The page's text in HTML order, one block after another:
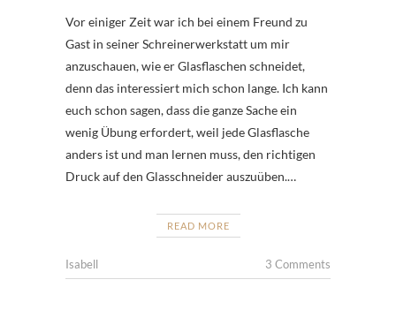
Vor einiger Zeit war ich bei einem Freund zu
Gast in seiner Schreinerwerkstatt um mir
anzuschauen, wie er Glasflaschen schneidet,
denn das interessiert mich schon lange. Ich kann
euch schon sagen, dass die ganze Sache ein
wenig Übung erfordert, weil jede Glasflasche
anders ist und man lernen muss, den richtigen
Druck auf den Glasschneider auszuüben.…
READ MORE
Isabell 3 Comments